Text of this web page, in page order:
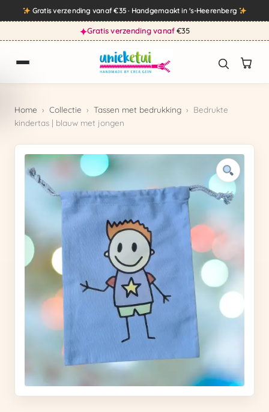
Direct
naar
de
inhoud
Gratis verzending vanaf €35 · Handgemaakt in 's-Heerenberg
✦Gratis verzending vanaf €35
Home › Collectie › Tassen met bedrukking › Bedrukte
kindertas | blauw met jongen